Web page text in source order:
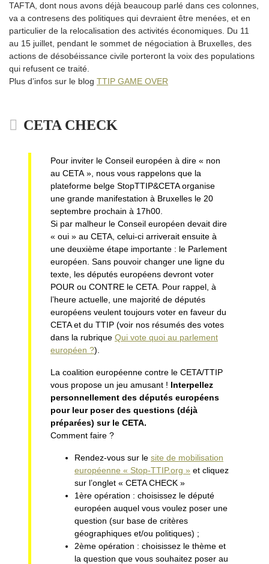
TAFTA, dont nous avons déjà beaucoup parlé dans ces colonnes,
va a contresens des politiques qui devraient être menées, et en
particulier de la relocalisation des activités économiques. Du 11
au 15 juillet, pendant le sommet de négociation à Bruxelles, des
actions de désobéissance civile porteront la voix des populations
qui refusent ce traité.
Plus d’infos sur le blog TTIP GAME OVER
CETA CHECK
Pour inviter le Conseil européen à dire « non
au CETA », nous vous rappelons que la
plateforme belge StopTTIP&CETA organise
une grande manifestation à Bruxelles le 20
septembre prochain à 17h00.
Si par malheur le Conseil européen devait dire
« oui » au CETA, celui-ci arriverait ensuite à
une deuxième étape importante : le Parlement
européen. Sans pouvoir changer une ligne du
texte, les députés européens devront voter
POUR ou CONTRE le CETA. Pour rappel, à
l’heure actuelle, une majorité de députés
européens veulent toujours voter en faveur du
CETA et du TTIP (voir nos résumés des votes
dans la rubrique Qui vote quoi au parlement
européen ?).
La coalition européenne contre le CETA/TTIP
vous propose un jeu amusant ! Interpellez
personnellement des députés européens
pour leur poser des questions (déjà
préparées) sur le CETA.
Comment faire ?
Rendez-vous sur le site de mobilisation
européenne « Stop-TTIP.org » et cliquez
sur l’onglet « CETA CHECK »
1ère opération : choisissez le député
européen auquel vous voulez poser une
question (sur base de critères
géographiques et/ou politiques) ;
2ème opération : choisissez le thème et
la question que vous souhaitez poser au